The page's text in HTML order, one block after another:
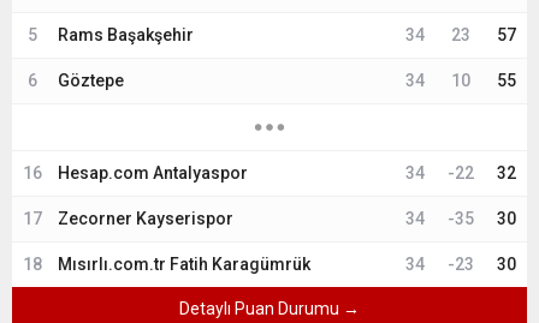
5 Rams Başakşehir 34 23 57
6 Göztepe 34 10 55
16 Hesap.com Antalyaspor 34 -22 32
17 Zecorner Kayserispor 34 -35 30
18 Mısırlı.com.tr Fatih Karagümrük 34 -23 30
Detaylı Puan Durumu →